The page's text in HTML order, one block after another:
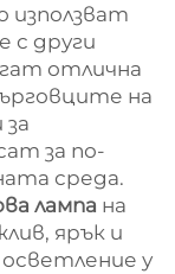
използват
с други
отлична
на
за по-
среда.
лампа на
ярък и
у